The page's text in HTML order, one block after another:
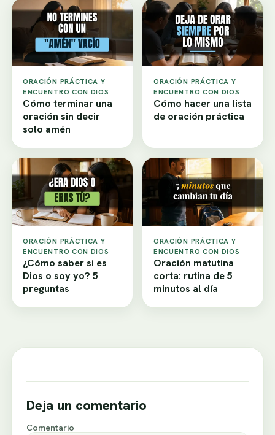
ORACIÓN PRÁCTICA Y
ENCUENTRO CON DIOS
Cómo terminar una
oración sin decir
solo amén
ORACIÓN PRÁCTICA Y
ENCUENTRO CON DIOS
Cómo hacer una lista
de oración práctica
ORACIÓN PRÁCTICA Y
ENCUENTRO CON DIOS
¿Cómo saber si es
Dios o soy yo? 5
preguntas
ORACIÓN PRÁCTICA Y
ENCUENTRO CON DIOS
Oración matutina
corta: rutina de 5
minutos al día
Deja un comentario
Comentario